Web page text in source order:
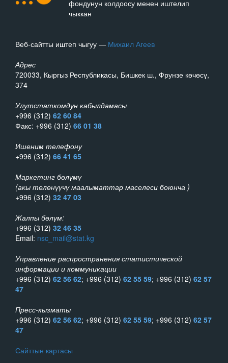
фондунун колдоосу менен иштелип
чыккан
Веб-сайтты иштеп чыгуу — Михаил Агеев
Адрес
720033, Кыргыз Республикасы, Бишкек ш., Фрунзе көчөсү,
374
Улутстаткомдун кабылдамасы
+996 (312) 62 60 84
Факс: +996 (312) 66 01 38
Ишеним телефону
+996 (312) 66 41 65
Маркетинг бөлүмү
(акы төлөнүүчү маалыматтар маселеси боюнча )
+996 (312) 32 47 03
Жалпы бөлүм:
+996 (312) 32 46 35
Email: nsc_mail@stat.kg
Управление распространения статистической
информации и коммуникации
+996 (312) 62 56 62; +996 (312) 62 55 59; +996 (312) 62 57
47
Пресс-кызматы
+996 (312) 62 56 62; +996 (312) 62 55 59; +996 (312) 62 57
47
Сайттын картасы